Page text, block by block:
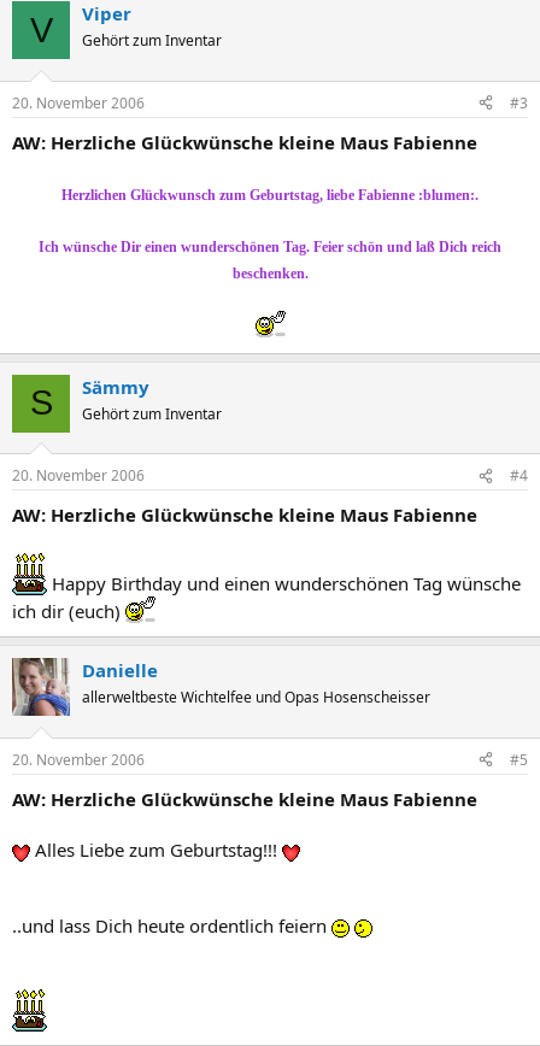
V Viper
Gehört zum Inventar
20. November 2006 #3
AW: Herzliche Glückwünsche kleine Maus Fabienne
Herzlichen Glückwunsch zum Geburtstag, liebe Fabienne :blumen:.
Ich wünsche Dir einen wunderschönen Tag. Feier schön und laß Dich reich
beschenken.
S Sämmy
Gehört zum Inventar
20. November 2006 #4
AW: Herzliche Glückwünsche kleine Maus Fabienne
Happy Birthday und einen wunderschönen Tag wünsche
ich dir (euch)
Danielle
allerweltbeste Wichtelfee und Opas Hosenscheisser
20. November 2006 #5
AW: Herzliche Glückwünsche kleine Maus Fabienne
Alles Liebe zum Geburtstag!!!
..und lass Dich heute ordentlich feiern